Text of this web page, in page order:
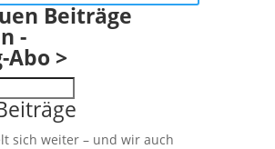
Beiträge
-
Abo >
sich weiter – und wir auch